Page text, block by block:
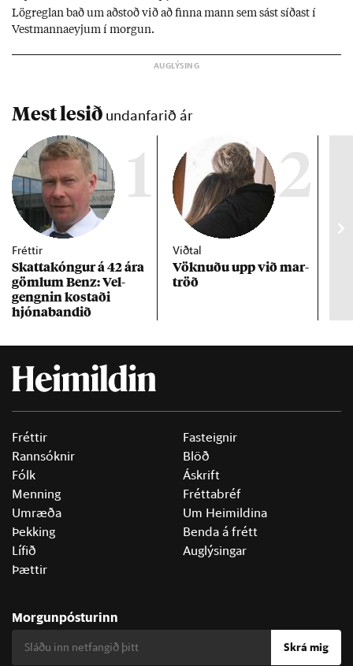
Lög­regl­an bað um að­stoð við að finna mann sem sást síð­ast í
Vest­manna­eyj­um í morg­un.
Mest lesið undanfarið ár
1
Fréttir
Skattakóng­ur á 42 ára
göml­um Benz: Vel­
gengn­in kostaði
hjóna­band­ið
2
Viðtal
Vökn­uðu upp við mar­
tröð
Fréttir
Rannsóknir
Fólk
Menning
Umræða
Þekking
Lífið
Þættir
Fasteignir
Blöð
Áskrift
Fréttabréf
Um Heimildina
Benda á frétt
Auglýsingar
Morgunpósturinn
Skrá mig